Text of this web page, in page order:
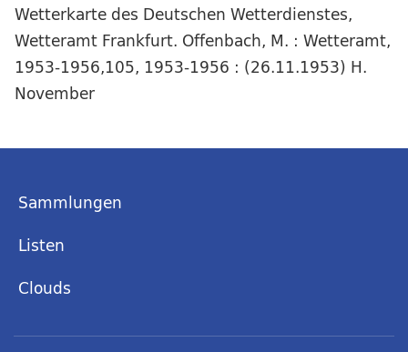
Wetterkarte des Deutschen Wetterdienstes,
Wetteramt Frankfurt. Offenbach, M. : Wetteramt,
1953-1956,105, 1953-1956 : (26.11.1953) H.
November
Sammlungen
Listen
Clouds